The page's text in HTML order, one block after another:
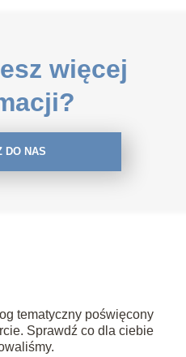
więcej
DO NAS
tematyczny poświęcony
Sprawdź co dla ciebie